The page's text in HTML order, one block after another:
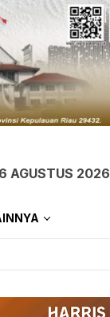
AGUSTUS 2026